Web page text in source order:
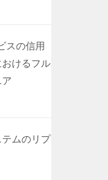
スの信用
けるフル
ムのリプ